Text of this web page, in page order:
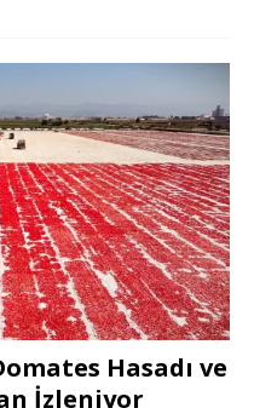
Hasadı ve
İzleniyor